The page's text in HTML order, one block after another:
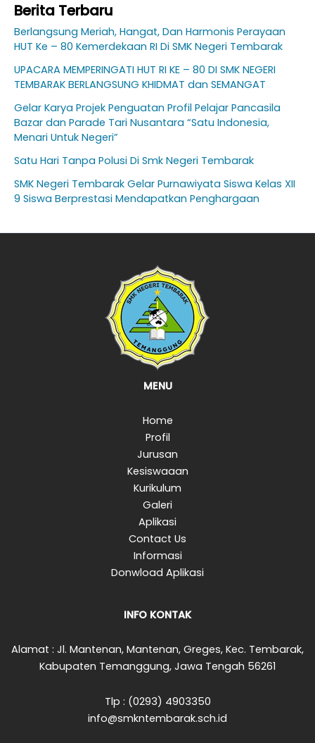
Berita Terbaru
Berlangsung Meriah, Hangat, Dan Harmonis Perayaan
HUT Ke – 80 Kemerdekaan RI Di SMK Negeri Tembarak
UPACARA MEMPERINGATI HUT RI KE – 80 DI SMK NEGERI
TEMBARAK BERLANGSUNG KHIDMAT dan SEMANGAT
Gelar Karya Projek Penguatan Profil Pelajar Pancasila
Bazar dan Parade Tari Nusantara “Satu Indonesia,
Menari Untuk Negeri”
Satu Hari Tanpa Polusi Di Smk Negeri Tembarak
SMK Negeri Tembarak Gelar Purnawiyata Siswa Kelas XII
9 Siswa Berprestasi Mendapatkan Penghargaan
MENU
Home
Profil
Jurusan
Kesiswaaan
Kurikulum
Galeri
Aplikasi
Contact Us
Informasi
Donwload Aplikasi
INFO KONTAK
Alamat : Jl. Mantenan, Mantenan, Greges, Kec. Tembarak,
Kabupaten Temanggung, Jawa Tengah 56261
Tlp : (0293) 4903350
info@smkntembarak.sch.id